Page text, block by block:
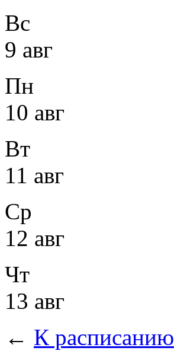
Вс
9 авг
Пн
10 авг
Вт
11 авг
Ср
12 авг
Чт
13 авг
← К расписанию